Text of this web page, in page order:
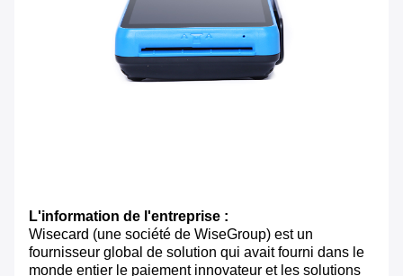
L'information de l'entreprise :
Wisecard (une société de WiseGroup) est un
fournisseur global de solution qui avait fourni dans le
monde entier le paiement innovateur et les solutions